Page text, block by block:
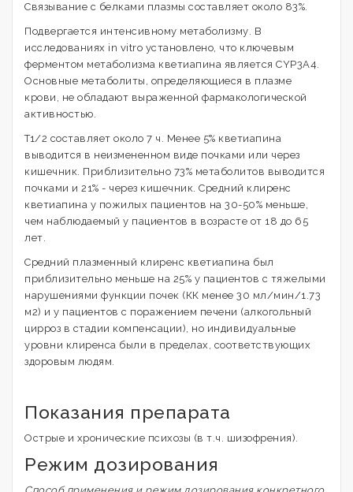
Связывание с белками плазмы составляет около 83%.
Подвергается интенсивному метаболизму. В
исследованиях in vitro установлено, что ключевым
ферментом метаболизма кветиапина является CYP3A4.
Основные метаболиты, определяющиеся в плазме
крови, не обладают выраженной фармакологической
активностью.
T1/2 составляет около 7 ч. Менее 5% кветиапина
выводится в неизмененном виде почками или через
кишечник. Приблизительно 73% метаболитов выводится
почками и 21% - через кишечник. Средний клиренс
кветиапина у пожилых пациентов на 30-50% меньше,
чем наблюдаемый у пациентов в возрасте от 18 до 65
лет.
Средний плазменный клиренс кветиапина был
приблизительно меньше на 25% у пациентов с тяжелыми
нарушениями функции почек (КК менее 30 мл/мин/1.73
м2) и у пациентов с поражением печени (алкогольный
цирроз в стадии компенсации), но индивидуальные
уровни клиренса были в пределах, соответствующих
здоровым людям.
Показания препарата
Острые и хронические психозы (в т.ч. шизофрения).
Режим дозирования